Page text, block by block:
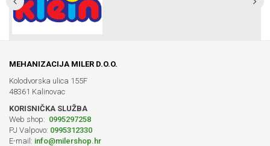
MEHANIZACIJA MILER D.O.O.
Kolodvorska ulica 155F
48361 Kalinovac
KORISNIČKA SLUŽBA
Web shop: 0995297258
PJ Valpovo: 0995312330
E-mail: info@milershop.hr